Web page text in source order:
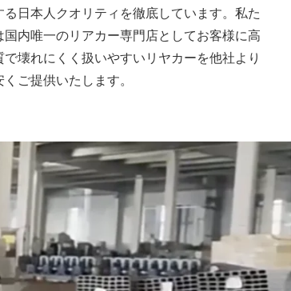
る日本人クオリティを徹底しています。私た
国内唯一のリアカー専門店としてお客様に高
で壊れにくく扱いやすいリヤカーを他社より
くご提供いたします。